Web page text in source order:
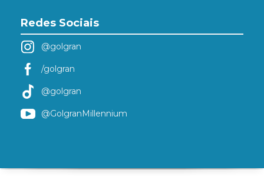
Redes Sociais
@golgran
/golgran
@golgran
@GolgranMillennium